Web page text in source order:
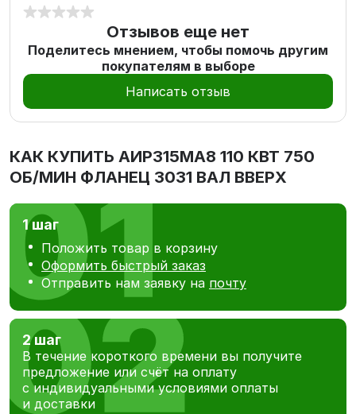
Отзывов еще нет
Поделитесь мнением, чтобы помочь другим
покупателям в выборе
Написать отзыв
КАК КУПИТЬ АИР315МА8 110 КВТ 750
ОБ/МИН ФЛАНЕЦ 3031 ВАЛ ВВЕРХ
1 шаг
Положить товар в корзину
Оформить быстрый заказ
Отправить нам заявку на почту
2 шаг
В течение короткого времени вы получите
предложение или счёт на оплату
с индивидуальными условиями оплаты
и доставки